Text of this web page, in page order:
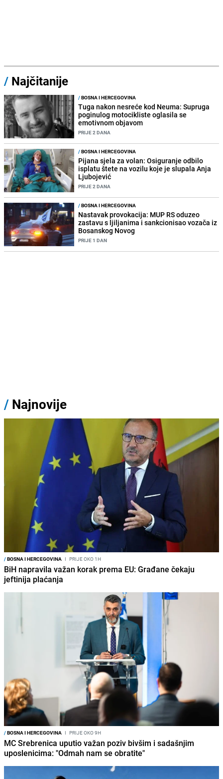
/ Najčitanije
/BOSNA I HERCEGOVINA
Tuga nakon nesreće kod Neuma: Supruga
poginulog motocikliste oglasila se
emotivnom objavom
PRIJE 2 DANA
/BOSNA I HERCEGOVINA
Pijana sjela za volan: Osiguranje odbilo
isplatu štete na vozilu koje je slupala Anja
Ljubojević
PRIJE 2 DANA
/BOSNA I HERCEGOVINA
Nastavak provokacija: MUP RS oduzeo
zastavu s ljiljanima i sankcionisao vozača iz
Bosanskog Novog
PRIJE 1 DAN
/ Najnovije
/BOSNA I HERCEGOVINA I PRIJE OKO 1H
BiH napravila važan korak prema EU: Građane čekaju
jeftinija plaćanja
/BOSNA I HERCEGOVINA I PRIJE OKO 9H
MC Srebrenica uputio važan poziv bivšim i sadašnjim
uposlenicima: "Odmah nam se obratite"